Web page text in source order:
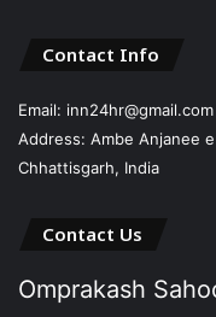
Contact Info
Email: inn24hr@gmail.com
Address: Ambe Anjanee
Chhattisgarh, India
Contact Us
Omprakash